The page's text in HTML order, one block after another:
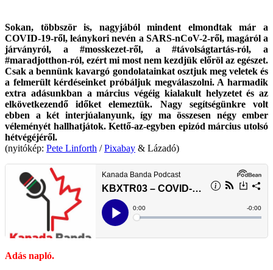
Sokan, többször is, nagyjából mindent elmondtak már a
COVID-19-ről, leánykori nevén a SARS-nCoV-2-ről, magáról a
járványról, a #mosskezet-ről, a #távolságtartás-ról, a
#maradjotthon-ról, ezért mi most nem kezdjük előröl az egészet.
Csak a bennünk kavargó gondolatainkat osztjuk meg veletek és
a felmerült kérdéseinket próbáljuk megválaszolni. A harmadik
extra adásunkban a március végéig kialakult helyzetet és az
elkövetkezendő időket elemeztük. Nagy segítségünkre volt
ebben a két interjúalanyunk, így ma összesen négy ember
véleményét hallhatjátok. Kettő-az-egyben epizód március utolsó
hétvégéjéről.
(nyitókép: Pete Linforth /Pixabay & Lázadó)
Adás napló.